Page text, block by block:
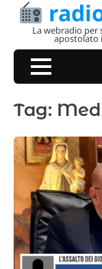
Skip
La webradio per
apostolato
Tag: